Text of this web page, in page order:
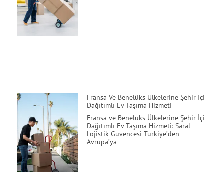
Fransa Ve Benelüks Ülkelerine Şehir İçi
Dağıtımlı Ev Taşıma Hizmeti
Fransa ve Benelüks Ülkelerine Şehir İçi
Dağıtımlı Ev Taşıma Hizmeti: Saral
Lojistik Güvencesi Türkiye’den
Avrupa’ya